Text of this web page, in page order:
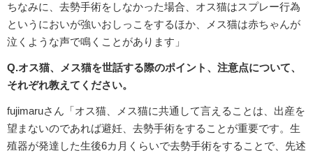
ちなみに、去勢手術をしなかった場合、オス猫はスプレー行為
というにおいが強いおしっこをするほか、メス猫は赤ちゃんが
泣くような声で鳴くことがあります」
Q.オス猫、メス猫を世話する際のポイント、注意点について、
それぞれ教えてください。
fujimaruさん「オス猫、メス猫に共通して言えることは、出産を
望まないのであれば避妊、去勢手術をすることが重要です。生
殖器が発達した生後6カ月くらいで去勢手術をすることで、先述